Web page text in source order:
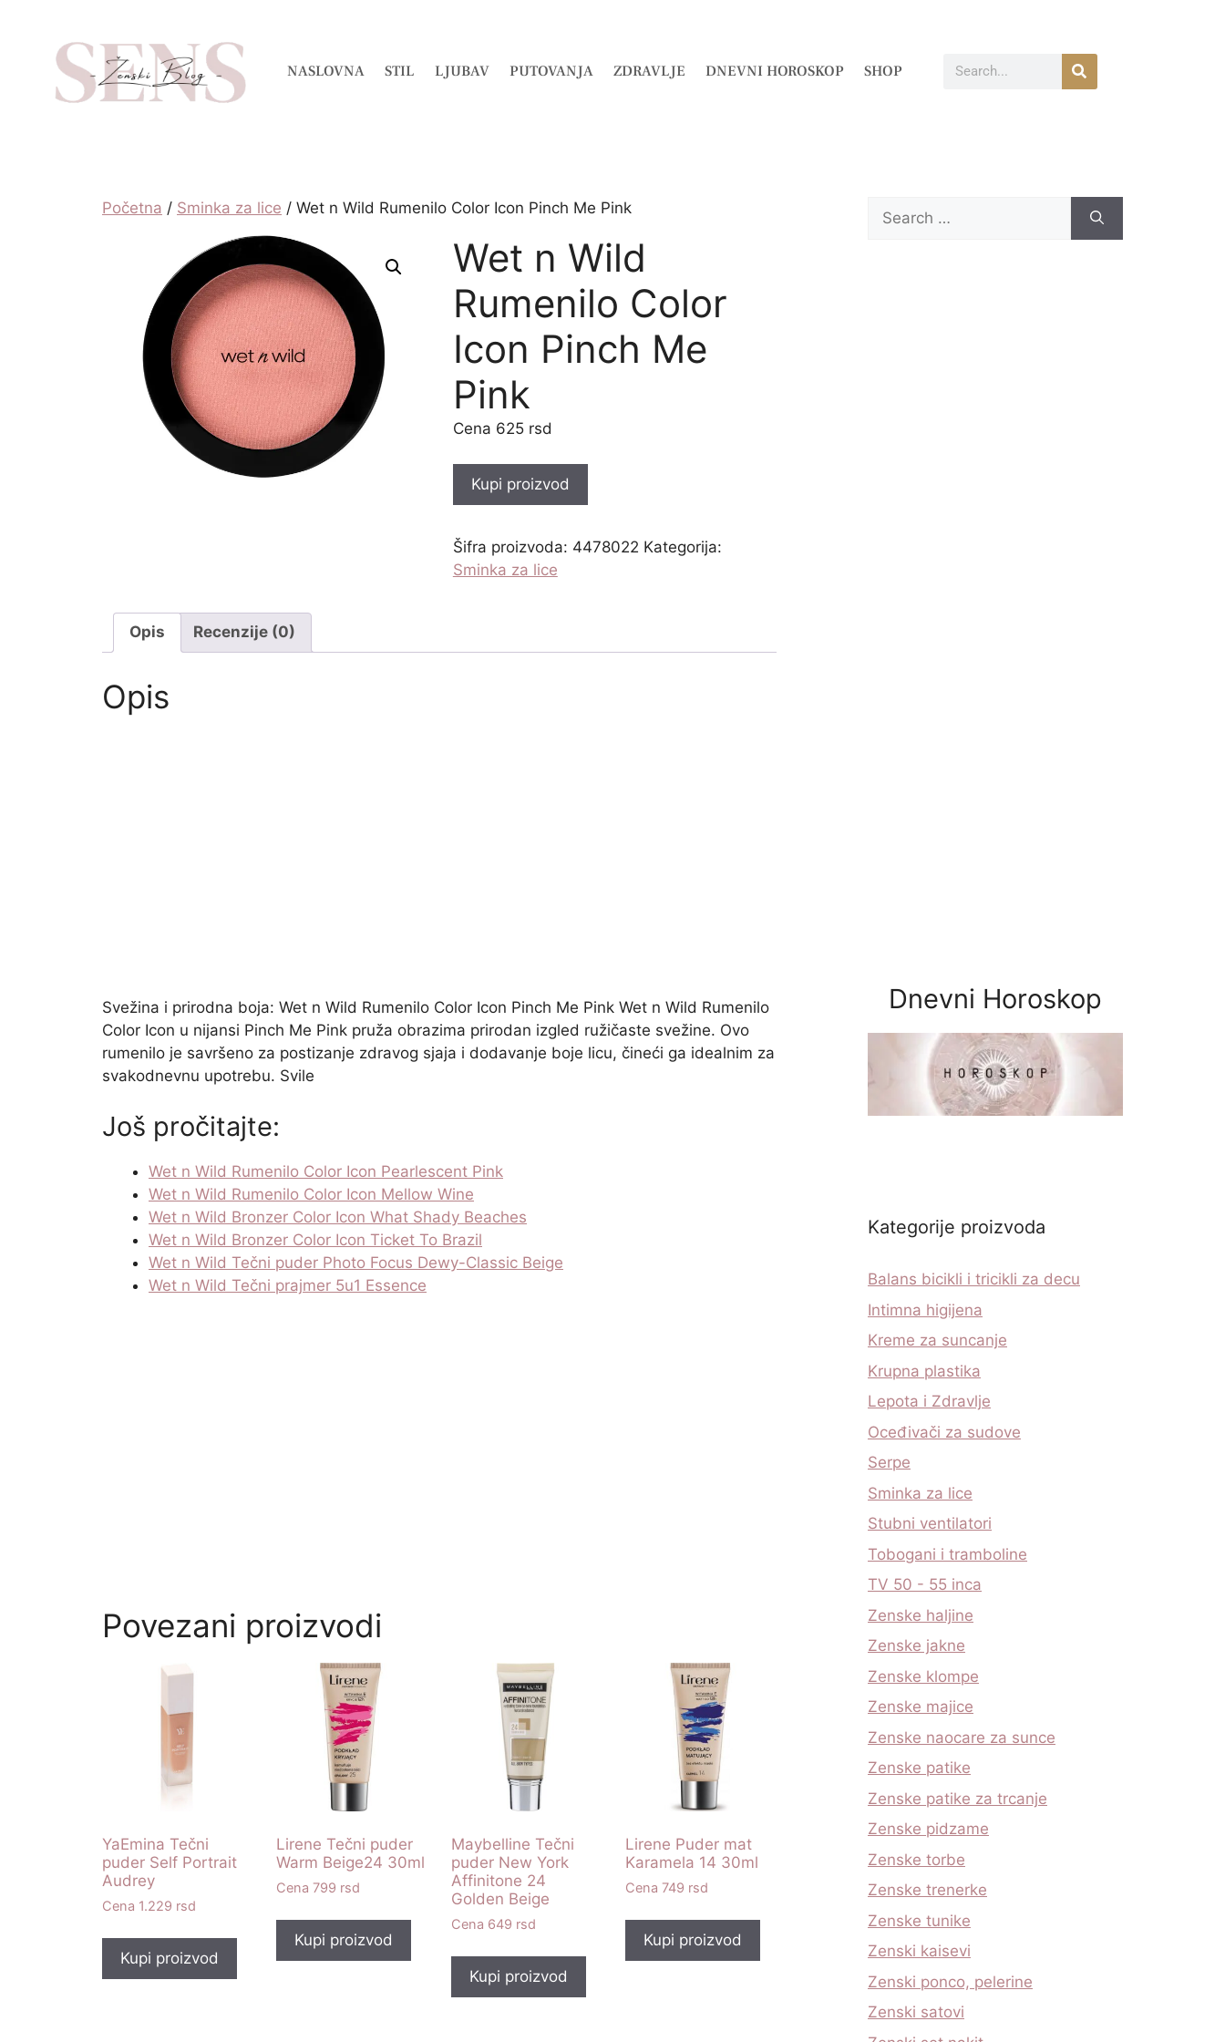
NASLOVNA STIL LJUBAV PUTOVANJA ZDRAVLJE DNEVNI HOROSKOP SHOP
Početna / Sminka za lice / Wet n Wild Rumenilo Color Icon Pinch Me Pink
Wet n Wild
Rumenilo Color
Icon Pinch Me
Pink
625 rsd
Kupi proizvod
Šifra proizvoda: 4478022 Kategorija:
Sminka za lice
Opis Recenzije (0)
Opis
Svežina i prirodna boja: Wet n Wild Rumenilo Color Icon Pinch Me Pink Wet n Wild Rumenilo
Color Icon u nijansi Pinch Me Pink pruža obrazima prirodan izgled ružičaste svežine. Ovo
rumenilo je savršeno za postizanje zdravog sjaja i dodavanje boje licu, čineći ga idealnim za
svakodnevnu upotrebu. Svile
Još pročitajte:
Wet n Wild Rumenilo Color Icon Pearlescent Pink
Wet n Wild Rumenilo Color Icon Mellow Wine
Wet n Wild Bronzer Color Icon What Shady Beaches
Wet n Wild Bronzer Color Icon Ticket To Brazil
Wet n Wild Tečni puder Photo Focus Dewy-Classic Beige
Wet n Wild Tečni prajmer 5u1 Essence
Povezani proizvodi
YaEmina Tečni
puder Self Portrait
Audrey
1.229 rsd
Kupi proizvod
Lirene Tečni puder
Warm Beige24 30ml
799 rsd
Kupi proizvod
Maybelline Tečni
puder New York
Affinitone 24
Golden Beige
649 rsd
Kupi proizvod
Lirene Puder mat
Karamela 14 30ml
749 rsd
Kupi proizvod
Dnevni Horoskop
Kategorije proizvoda
Balans bicikli i tricikli za decu
Intimna higijena
Kreme za suncanje
Krupna plastika
Lepota i Zdravlje
Oceđivači za sudove
Serpe
Sminka za lice
Stubni ventilatori
Tobogani i tramboline
TV 50 - 55 inca
Zenske haljine
Zenske jakne
Zenske klompe
Zenske majice
Zenske naocare za sunce
Zenske patike
Zenske patike za trcanje
Zenske pidzame
Zenske torbe
Zenske trenerke
Zenske tunike
Zenski kaisevi
Zenski ponco, pelerine
Zenski satovi